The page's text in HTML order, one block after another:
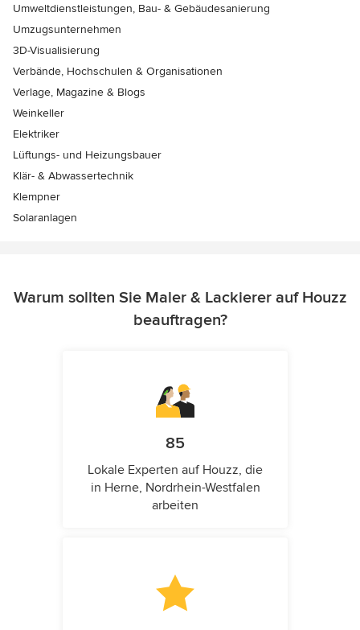
Umweltdienstleistungen, Bau- & Gebäudesanierung
Umzugsunternehmen
3D-Visualisierung
Verbände, Hochschulen & Organisationen
Verlage, Magazine & Blogs
Weinkeller
Elektriker
Lüftungs- und Heizungsbauer
Klär- & Abwassertechnik
Klempner
Solaranlagen
Warum sollten Sie Maler & Lackierer auf Houzz
beauftragen?
85
Lokale Experten auf Houzz, die
in Herne, Nordrhein-Westfalen
arbeiten